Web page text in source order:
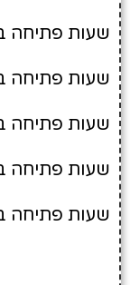
שעות פתיחה ביום
שעות פתיחה ביום
שעות פתיחה ביום
שעות פתיחה ביום
שעות פתיחה